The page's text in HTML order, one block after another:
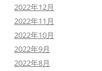
2022年12月
2022年11月
2022年10月
2022年9月
2022年8月